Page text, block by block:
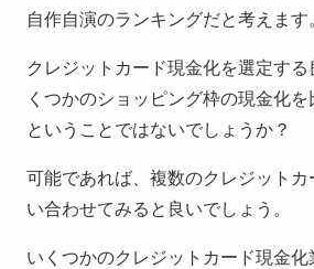
自作自演のランキングだと考えます
クレジットカード現金化を選定す
くつかのショッピング枠の現金化
ということではないでしょうか？
可能であれば、複数のクレジットカ
い合わせてみると良いでしょう。
いくつかのクレジットカード現金